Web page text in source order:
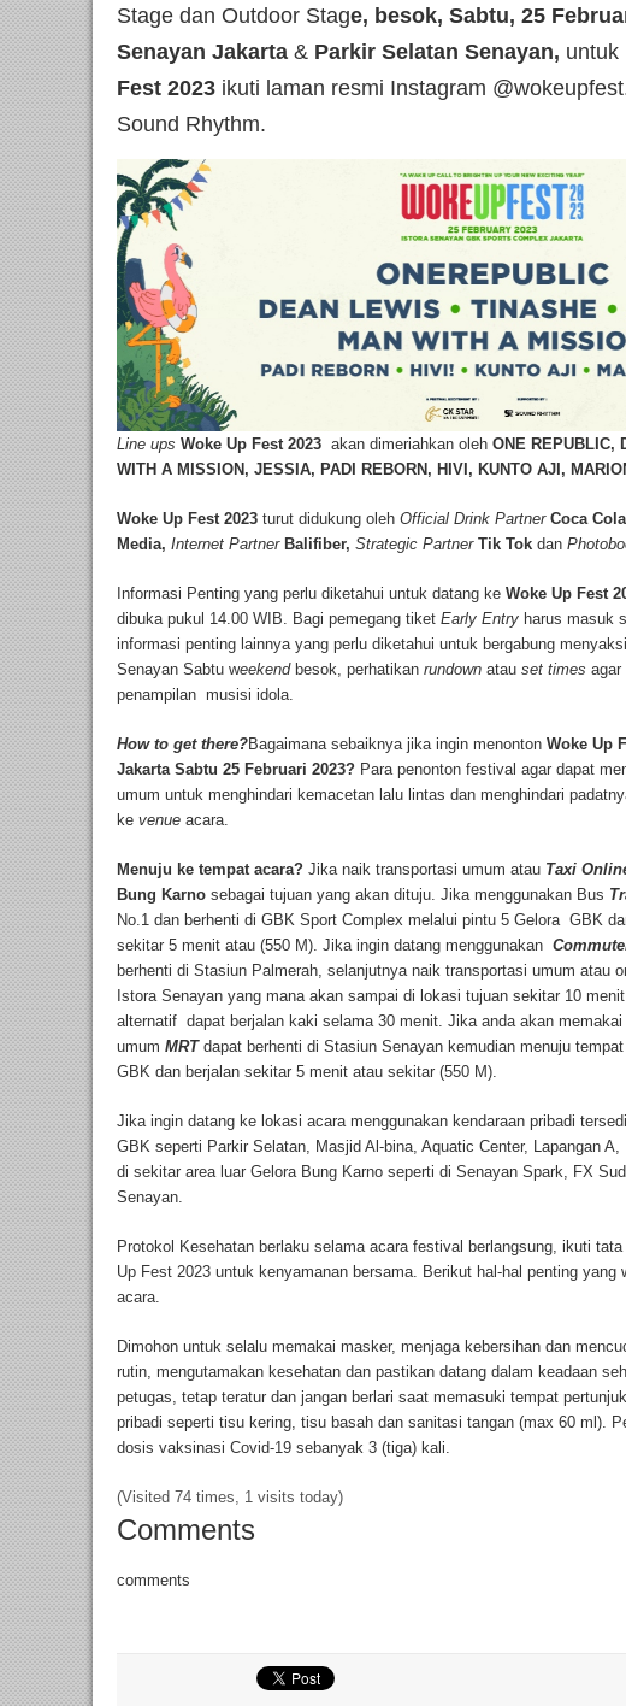
Stage dan Outdoor Stage, besok, Sabtu, 25
Senayan Jakarta & Parkir Selatan Senayan, untuk
Fest 2023 ikuti laman resmi Instagram
Sound Rhythm.
Line ups Woke Up Fest 2023 akan dimeriahkan oleh ONE REPUBLIC,
WITH A MISSION, JESSIA, PADI REBORN, HIVI, KUNTO AJI,
Woke Up Fest 2023 turut didukung oleh Official Drink PartnerCoca
Media, Internet PartnerBalifiber, Strategic PartnerTik Tok dan
Informasi Penting yang perlu diketahui untuk datang ke Woke Up Fest
dibuka pukul 14.00 WIB. Bagi pemegang tiket Early Entry harus masuk
informasi penting lainnya yang perlu diketahui untuk bergabung
Senayan Sabtu weekendbesok, perhatikan rundown atau set times agar
penampilan musisi idola.
How to get there?Bagaimana sebaiknya jika ingin menonton Woke Up
Jakarta Sabtu 25 Februari 2023? Para penonton festival agar dapat
umum untuk menghindari kemacetan lalu lintas dan menghindari
ke venue acara.
Menuju ke tempat acara? Jika naik transportasi umum atau Taxi
Bung Karno sebagai tujuan yang akan dituju. Jika menggunakan Bus
No.1 dan berhenti di GBK Sport Complex melalui pintu 5 Gelora GBK
sekitar 5 menit atau (550 M). Jika ingin datang menggunakan
berhenti di Stasiun Palmerah, selanjutnya naik transportasi umum atau
Istora Senayan yang mana akan sampai di lokasi tujuan sekitar 10
alternatif dapat berjalan kaki selama 30 menit. Jika anda akan
umum MRT dapat berhenti di Stasiun Senayan kemudian menuju
GBK dan berjalan sekitar 5 menit atau sekitar (550 M).
Jika ingin datang ke lokasi acara menggunakan kendaraan pribadi
GBK seperti Parkir Selatan, Masjid Al-bina, Aquatic Center, Lapangan
di sekitar area luar Gelora Bung Karno seperti di Senayan Spark, FX
Senayan.
Protokol Kesehatan berlaku selama acara festival berlangsung, ikuti
Up Fest 2023 untuk kenyamanan bersama. Berikut hal-hal penting yang
acara.
Dimohon untuk selalu memakai masker, menjaga kebersihan dan
rutin, mengutamakan kesehatan dan pastikan datang dalam keadaan
petugas, tetap teratur dan jangan berlari saat memasuki tempat
pribadi seperti tisu kering, tisu basah dan sanitasi tangan (max 60 ml).
dosis vaksinasi Covid-19 sebanyak 3 (tiga) kali.
(Visited 74 times, 1 visits today)
Comments
comments